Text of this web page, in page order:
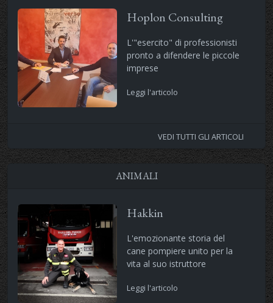
Hoplon Consulting
L'"esercito" di professionisti
pronto a difendere le piccole
imprese
Leggi l'articolo
VEDI TUTTI GLI ARTICOLI
ANIMALI
Hakkin
L'emozionante storia del
cane pompiere unito per la
vita al suo istruttore
Leggi l'articolo